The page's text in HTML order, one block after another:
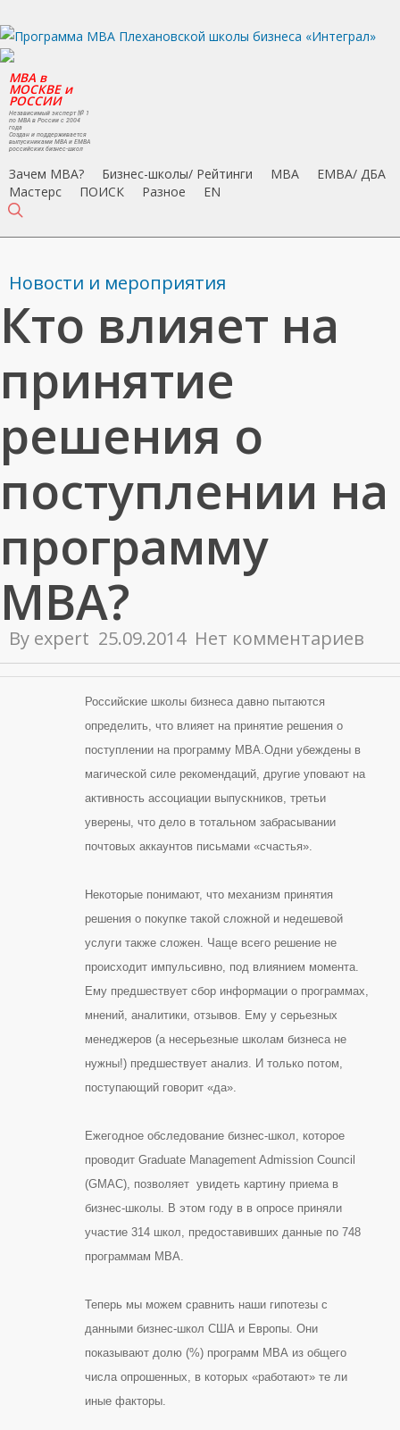
to
main
content
MBA в
МОСКВЕ и
РОССИИ
Независимый эксперт № 1
по MBA в России с 2004
года
Создан и поддерживается
выпускниками MBA и EMBA
российских бизнес-школ
Зачем MBA? Бизнес-школы/ Рейтинги MBA
EMBA/ ДБA
Мастерс
ПОИСК Разное EN
Новости и мероприятия
Кто влияет на
принятие
решения о
поступлении на
программу
MBA?
By expert 25.09.2014 Нет комментариев
Российские школы бизнеса давно пытаются
определить, что влияет на принятие решения о
поступлении на программу MBA.Одни убеждены в
магической силе рекомендаций, другие уповают на
активность ассоциации выпускников, третьи
уверены, что дело в тотальном забрасывании
почтовых аккаунтов письмами «счастья».
Некоторые понимают, что механизм принятия
решения о покупке такой сложной и недешевой
услуги также сложен. Чаще всего решение не
происходит импульсивно, под влиянием момента.
Ему предшествует сбор информации о программах,
мнений, аналитики, отзывов. Ему у серьезных
менеджеров (а несерьезные школам бизнеса не
нужны!) предшествует анализ. И только потом,
поступающий говорит «да».
Ежегодное обследование бизнес-школ, которое
проводит Graduate Management Admission Council
(GMAC), позволяет увидеть картину приема в
бизнес-школы. В этом году в в опросе приняли
участие 314 школ, предоставивших данные по 748
программам MBA.
Теперь мы можем сравнить наши гипотезы с
данными бизнес-школ США и Европы. Они
показывают долю (%) программ МВА из общего
числа опрошенных, в которых «работают» те ли
иные факторы.